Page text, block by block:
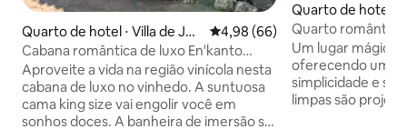
Quarto de hotel ⋅ Villa de Juá
rez
4,98 de uma avaliação média
4,98 (66)
Cabana romântica de luxo En'kanto
Vineyard 3 Gemelas
Aproveite a vida na região vinícola nesta
cabana de luxo no vinhedo. A suntuosa
cama king size vai engolir você em
sonhos doces. A banheira de imersão se
Quarto de hotel ⋅
uadalupe
Quarto romântico
Guadalupe
Um lugar mágico
oferecendo um
simplicidade e
limpas são